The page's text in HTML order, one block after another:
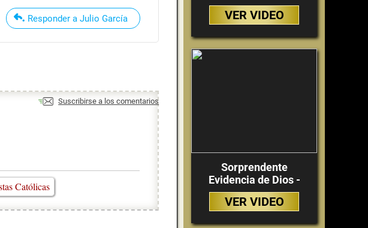
Responder a Julio García
Suscribirse a los comentarios
Católicas
VER VIDEO
Sorprendente
Evidencia de Dios -
VER VIDEO